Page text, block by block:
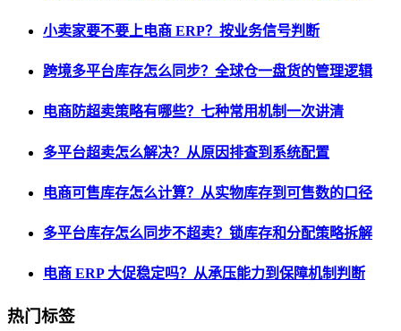
小卖家要不要上电商 ERP？按业务信号判断
跨境多平台库存怎么同步？全球仓一盘货的管理逻辑
电商防超卖策略有哪些？七种常用机制一次讲清
多平台超卖怎么解决？从原因排查到系统配置
电商可售库存怎么计算？从实物库存到可售数的口径
多平台库存怎么同步不超卖？锁库存和分配策略拆解
电商 ERP 大促稳定吗？从承压能力到保障机制判断
热门标签